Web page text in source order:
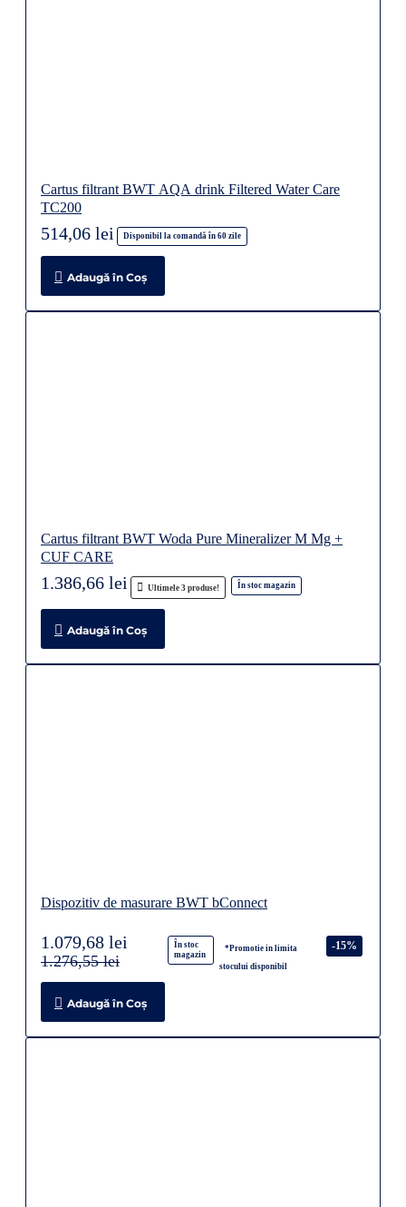
Cartus filtrant BWT AQA drink Filtered Water Care
TC200
Disponibil la comandă în 60 zile
514,06 lei
Adaugă în Coş
Cartus filtrant BWT Woda Pure Mineralizer M Mg +
CUF CARE
Ultimele 3 produse! În stoc magazin
1.386,66 lei
Adaugă în Coş
Dispozitiv de masurare BWT bConnect
În stoc
magazin
*Promotie in limita
stocului disponibil
-15%
1.079,68 lei
1.276,55 lei
Adaugă în Coş